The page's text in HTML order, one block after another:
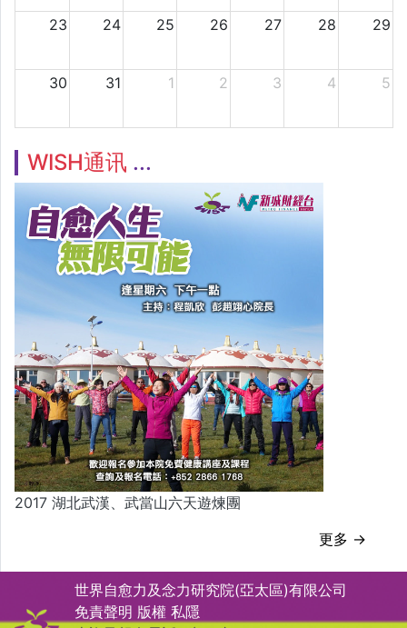
23 24 25 26 27 28 29
30 31 1 2 3 4 5
WISH通讯
2017 湖北武漢、武當山六天遊煉團
更多 →
世界自愈力及念力研究院(亞太區)有限公司
免責聲明 版權 私隱